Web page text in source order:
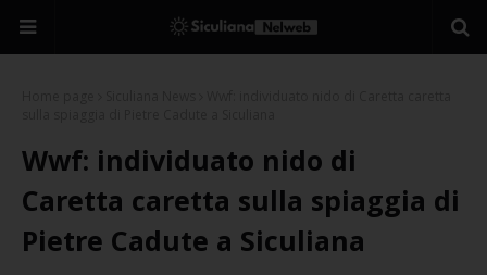
Wwf: individuato nido di
Caretta caretta sulla spiaggia di
Pietre Cadute a Siculiana